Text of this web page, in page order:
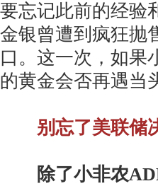
要忘记此前的经验
金银曾遭到疯狂抛
口。这一次，如果
的黄金会否再遇当
别忘了美联储
除了小非农